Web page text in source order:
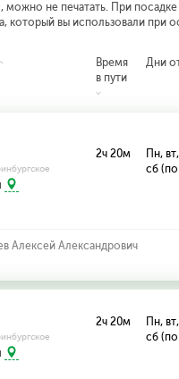
, можно не печатать. При
который вы использовали при
Время
в пути
Дни
2ч 20м
Пн,
сб
Алексей Александрович
2ч 20м
Пн,
сб